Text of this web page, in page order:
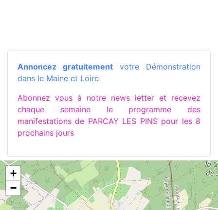
Annoncez gratuitement votre Démonstration
dans le Maine et Loire
Abonnez vous à notre news letter et recevez
chaque semaine le programme des
manifestations de PARCAY LES PINS pour les 8
prochains jours
+
−